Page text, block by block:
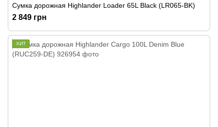
Сумка дорожная Highlander Loader 65L Black (LR065-BK)
2 849 грн
ХИТ